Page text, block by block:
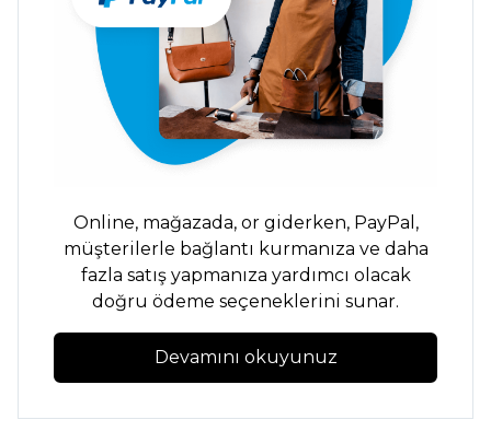
Online, mağazada,or giderken,PayPal,
müşterilerle bağlantı kurmanıza ve daha
fazla satış yapmanıza yardımcı olacak
doğru ödeme seçeneklerini sunar.
Devamını okuyunuz